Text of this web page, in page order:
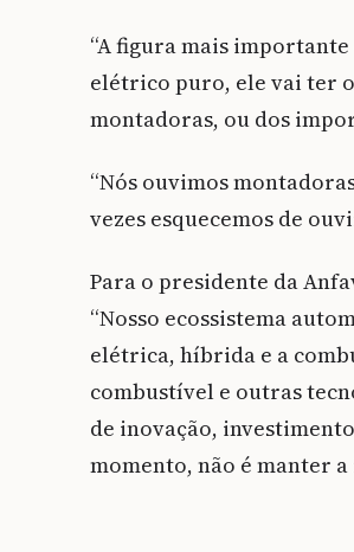
“A figura mais
elétrico puro, ele vai ter
montadoras, ou dos
“Nós ouvimos
vezes esquecemos de
Para o presidente da
“Nosso ecossistema
elétrica, híbrida e a
combustível e outras
de inovação,
momento, não é manter